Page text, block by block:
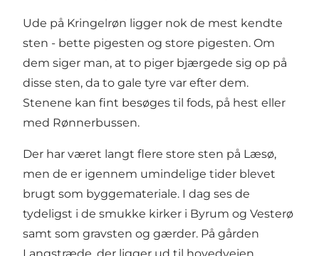
Ude på Kringelrøn ligger nok de mest kendte
sten - bette pigesten og store pigesten. Om
dem siger man, at to piger bjærgede sig op på
disse sten, da to gale tyre var efter dem.
Stenene kan fint besøges til fods, på hest eller
med Rønnerbussen.
Der har været langt flere store sten på Læsø,
men de er igennem umindelige tider blevet
brugt som byggemateriale. I dag ses de
tydeligst i de smukke kirker i Byrum og Vesterø
samt som gravsten og gærder. På gården